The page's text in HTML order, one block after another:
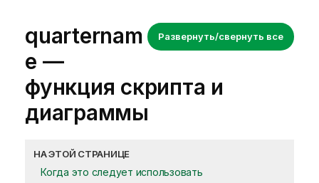
Развернуть/свернуть все
quarternam
e —
функция скриптa и
диаграммы
НА ЭТОЙ СТРАНИЦЕ
Когда это следует использовать